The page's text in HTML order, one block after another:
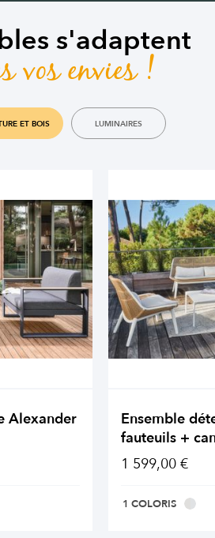
s'adaptent
vos envies !
ET BOIS LUMINAIRES
Alexander
Ensemble
fauteuils +
1 599,00 €
1 COLORIS